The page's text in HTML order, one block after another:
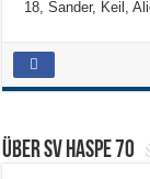
18, Sander, Keil,
Über SV HASPE 70